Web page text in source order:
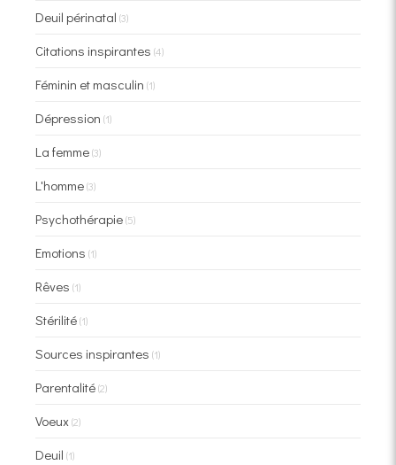
Deuil périnatal (3)
Citations inspirantes (4)
Féminin et masculin (1)
Dépression (1)
La femme(3)
L'homme(3)
Psychothérapie(5)
Emotions (1)
Rêves (1)
Stérilité(1)
Sources inspirantes (1)
Parentalité(2)
Voeux(2)
Deuil (1)